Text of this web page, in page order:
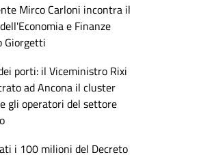
Mirco Carloni incontra il
e Finanze
Giorgetti
porti: il Viceministro Rixi
ad Ancona il cluster
gli operatori del settore
i 100 milioni del Decreto